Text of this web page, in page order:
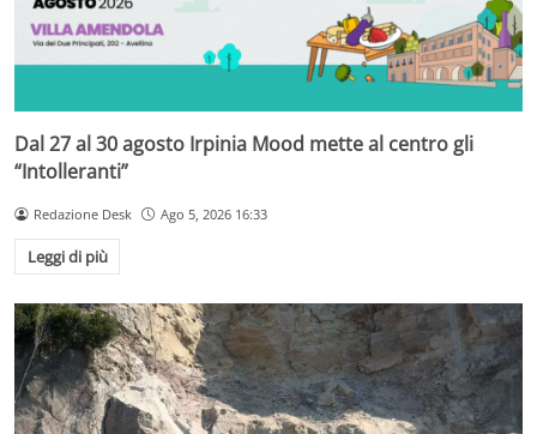
Dal 27 al 30 agosto Irpinia Mood mette al centro gli
“Intolleranti”
Redazione Desk Ago 5, 2026 16:33
Leggi di più